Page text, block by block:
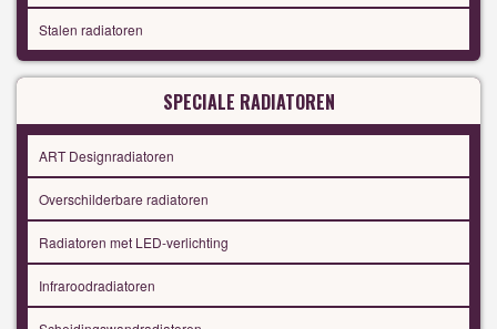
Stalen radiatoren
SPECIALE RADIATOREN
ART Designradiatoren
Overschilderbare radiatoren
Radiatoren met LED-verlichting
Infraroodradiatoren